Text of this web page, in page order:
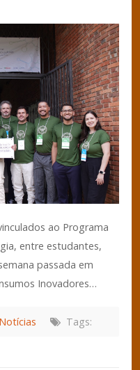
ao Programa
entre estudantes,
passada em
Inovadores…
Tags: